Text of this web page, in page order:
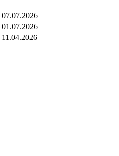
07.07.2026
01.07.2026
11.04.2026